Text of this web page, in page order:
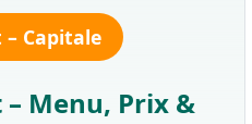
Capitale
Menu, Prix &